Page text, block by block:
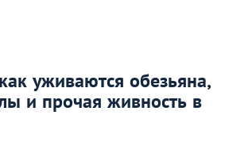
уживаются обезьяна,
и прочая живность в